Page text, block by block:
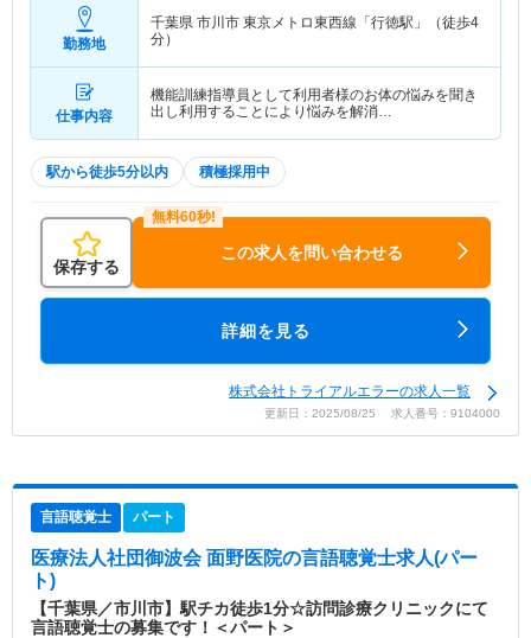
勤務地
千葉県 市川市 東京メトロ東西線「行徳駅」（徒歩4
分）
仕事内容
機能訓練指導員として利用者様のお体の悩みを聞き
出し利用することにより悩みを解消…
駅から徒歩5分以内 積極採用中
保存する
この求人を問い合わせる
詳細を見る
株式会社トライアルエラーの求人一覧
更新日：2025/08/25 求人番号：9104000
言語聴覚士 パート
医療法人社団御波会 面野医院の言語聴覚士求人(パー
ト)
【千葉県／市川市】駅チカ徒歩1分☆訪問診療クリニックにて
言語聴覚士の募集です！＜パート＞